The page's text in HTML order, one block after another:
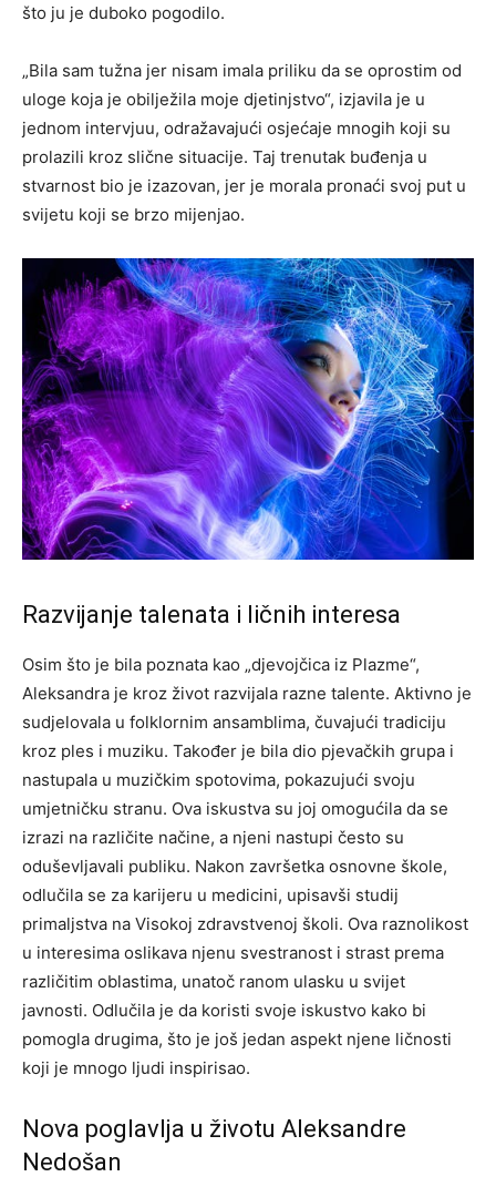
što ju je duboko pogodilo.
„Bila sam tužna jer nisam imala priliku da se oprostim od
uloge koja je obilježila moje djetinjstvo“, izjavila je u
jednom intervjuu, odražavajući osjećaje mnogih koji su
prolazili kroz slične situacije. Taj trenutak buđenja u
stvarnost bio je izazovan, jer je morala pronaći svoj put u
svijetu koji se brzo mijenjao.
Razvijanje talenata i ličnih interesa
Osim što je bila poznata kao „djevojčica iz Plazme“,
Aleksandra je kroz život razvijala razne talente. Aktivno je
sudjelovala u folklornim ansamblima, čuvajući tradiciju
kroz ples i muziku. Također je bila dio pjevačkih grupa i
nastupala u muzičkim spotovima, pokazujući svoju
umjetničku stranu. Ova iskustva su joj omogućila da se
izrazi na različite načine, a njeni nastupi često su
oduševljavali publiku. Nakon završetka osnovne škole,
odlučila se za karijeru u medicini, upisavši studij
primaljstva na Visokoj zdravstvenoj školi. Ova raznolikost
u interesima oslikava njenu svestranost i strast prema
različitim oblastima, unatoč ranom ulasku u svijet
javnosti. Odlučila je da koristi svoje iskustvo kako bi
pomogla drugima, što je još jedan aspekt njene ličnosti
koji je mnogo ljudi inspirisao.
Nova poglavlja u životu Aleksandre
Nedošan